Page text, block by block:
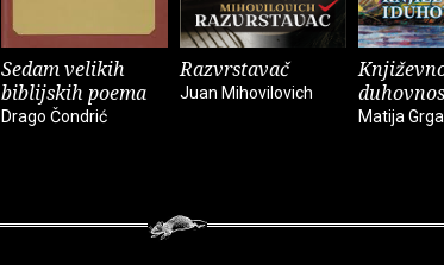
Sedam velikih
biblijskih poema
Drago Čondrić
Razvrstavač
Juan Mihovilovich
Matija